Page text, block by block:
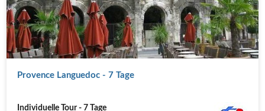
Provence Languedoc - 7 Tage
Individuelle Tour - 7 Tage